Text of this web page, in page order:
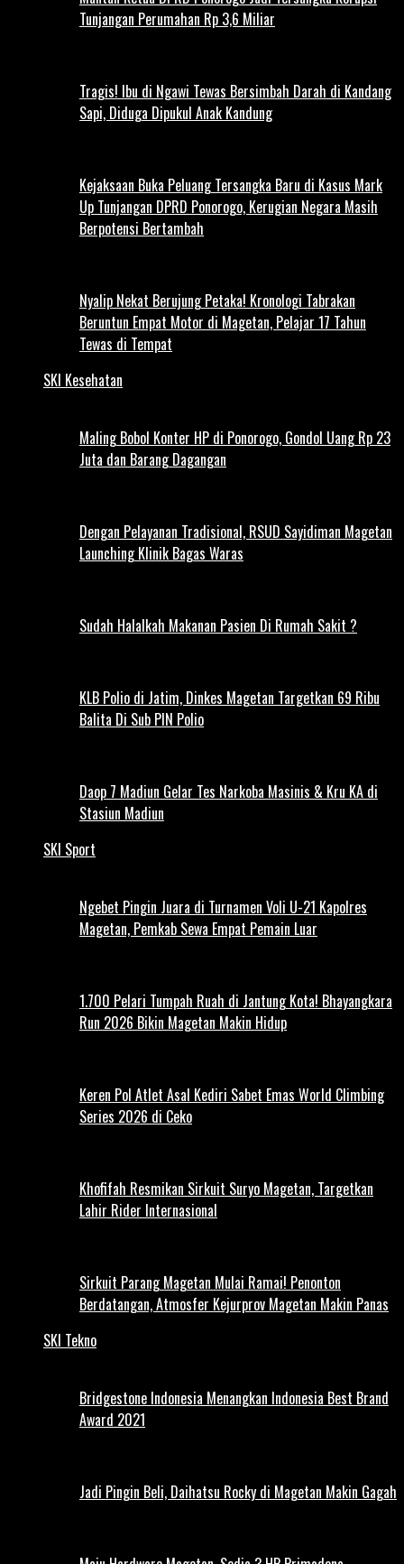
Tunjangan Perumahan Rp 3,6 Miliar
Tragis! Ibu di Ngawi Tewas Bersimbah Darah di Kandang
Sapi, Diduga Dipukul Anak Kandung
Kejaksaan Buka Peluang Tersangka Baru di Kasus Mark
Up Tunjangan DPRD Ponorogo, Kerugian Negara Masih
Berpotensi Bertambah
Nyalip Nekat Berujung Petaka! Kronologi Tabrakan
Beruntun Empat Motor di Magetan, Pelajar 17 Tahun
Tewas di Tempat
SKI Kesehatan
Maling Bobol Konter HP di Ponorogo, Gondol Uang Rp 23
Juta dan Barang Dagangan
Dengan Pelayanan Tradisional, RSUD Sayidiman Magetan
Launching Klinik Bagas Waras
Sudah Halalkah Makanan Pasien Di Rumah Sakit ?
KLB Polio di Jatim, Dinkes Magetan Targetkan 69 Ribu
Balita Di Sub PIN Polio
Daop 7 Madiun Gelar Tes Narkoba Masinis & Kru KA di
Stasiun Madiun
SKI Sport
Ngebet Pingin Juara di Turnamen Voli U-21 Kapolres
Magetan, Pemkab Sewa Empat Pemain Luar
1.700 Pelari Tumpah Ruah di Jantung Kota! Bhayangkara
Run 2026 Bikin Magetan Makin Hidup
Keren Pol Atlet Asal Kediri Sabet Emas World Climbing
Series 2026 di Ceko
Khofifah Resmikan Sirkuit Suryo Magetan, Targetkan
Lahir Rider Internasional
Sirkuit Parang Magetan Mulai Ramai! Penonton
Berdatangan, Atmosfer Kejurprov Magetan Makin Panas
SKI Tekno
Bridgestone Indonesia Menangkan Indonesia Best Brand
Award 2021
Jadi Pingin Beli, Daihatsu Rocky di Magetan Makin Gagah